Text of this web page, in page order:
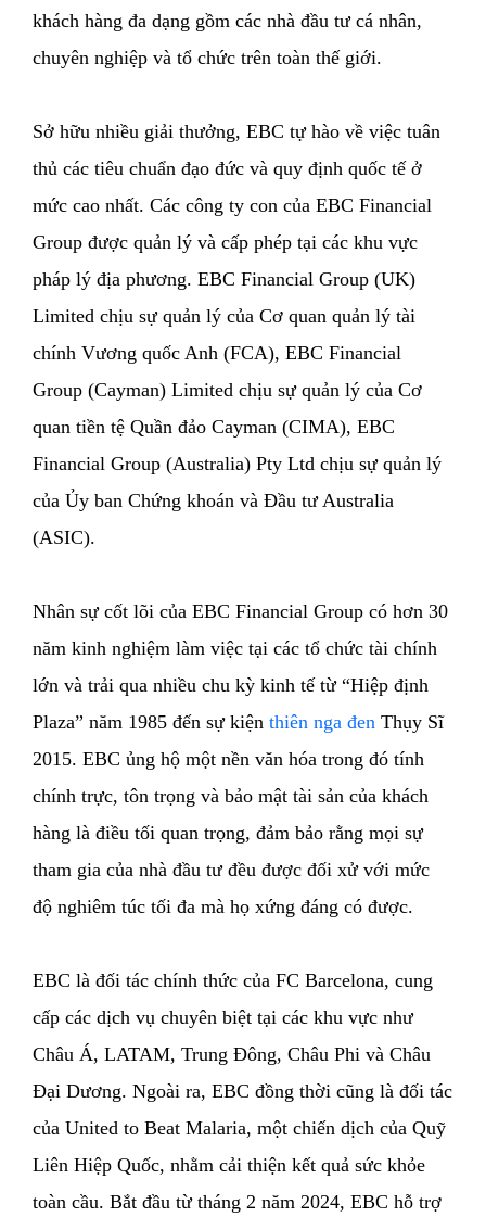
khách hàng đa dạng gồm các nhà đầu tư cá nhân,
chuyên nghiệp và tổ chức trên toàn thế giới.
Sở hữu nhiều giải thưởng, EBC tự hào về việc tuân
thủ các tiêu chuẩn đạo đức và quy định quốc tế ở
mức cao nhất. Các công ty con của EBC Financial
Group được quản lý và cấp phép tại các khu vực
pháp lý địa phương. EBC Financial Group (UK)
Limited chịu sự quản lý của Cơ quan quản lý tài
chính Vương quốc Anh (FCA), EBC Financial
Group (Cayman) Limited chịu sự quản lý của Cơ
quan tiền tệ Quần đảo Cayman (CIMA), EBC
Financial Group (Australia) Pty Ltd chịu sự quản lý
của Ủy ban Chứng khoán và Đầu tư Australia
(ASIC).
Nhân sự cốt lõi của EBC Financial Group có hơn 30
năm kinh nghiệm làm việc tại các tổ chức tài chính
lớn và trải qua nhiều chu kỳ kinh tế từ “Hiệp định
Plaza” năm 1985 đến sự kiệnthiên nga đen Thụy Sĩ
2015. EBC ủng hộ một nền văn hóa trong đó tính
chính trực, tôn trọng và bảo mật tài sản của khách
hàng là điều tối quan trọng, đảm bảo rằng mọi sự
tham gia của nhà đầu tư đều được đối xử với mức
độ nghiêm túc tối đa mà họ xứng đáng có được.
EBC là đối tác chính thức của FC Barcelona, cung
cấp các dịch vụ chuyên biệt tại các khu vực như
Châu Á, LATAM, Trung Đông, Châu Phi và Châu
Đại Dương. Ngoài ra, EBC đồng thời cũng là đối tác
của United to Beat Malaria, một chiến dịch của Quỹ
Liên Hiệp Quốc, nhằm cải thiện kết quả sức khỏe
toàn cầu. Bắt đầu từ tháng 2 năm 2024, EBC hỗ trợ